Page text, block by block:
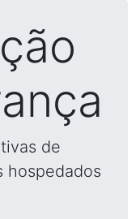
de
hospedados